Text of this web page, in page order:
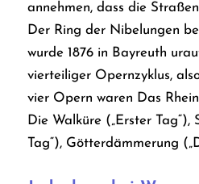
annehmen, dass die
Der Ring der Nibelungen
wurde 1876 in Bayreuth
vierteiliger Opernzyklus,
vier Opern waren Das
Die Walküre („Erster Tag“),
Tag“), Götterdämmerung